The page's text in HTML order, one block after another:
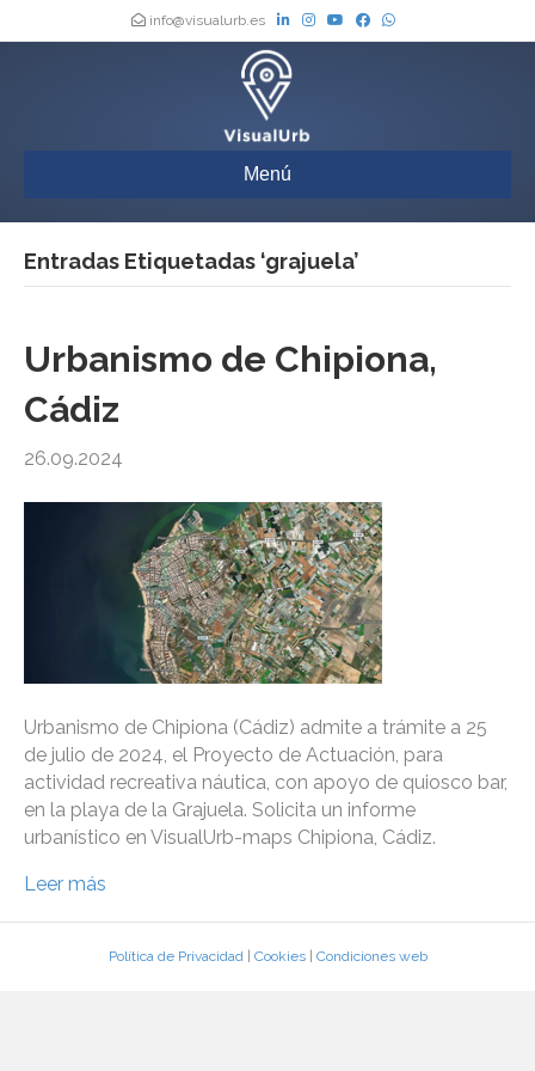
info@visualurb.es
Menú
Entradas Etiquetadas ‘grajuela’
Urbanismo de Chipiona,
Cádiz
26.09.2024
Urbanismo de Chipiona (Cádiz) admite a trámite a 25
de julio de 2024, el Proyecto de Actuación, para
actividad recreativa náutica, con apoyo de quiosco bar,
en la playa de la Grajuela. Solicita un informe
urbanístico en VisualUrb-maps Chipiona, Cádiz.
Leer más
Política de Privacidad| Cookies| Condiciones web